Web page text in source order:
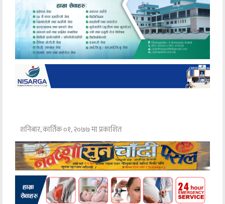
शनिबार, कार्तिक ०१, २०७७ मा प्रकाशित